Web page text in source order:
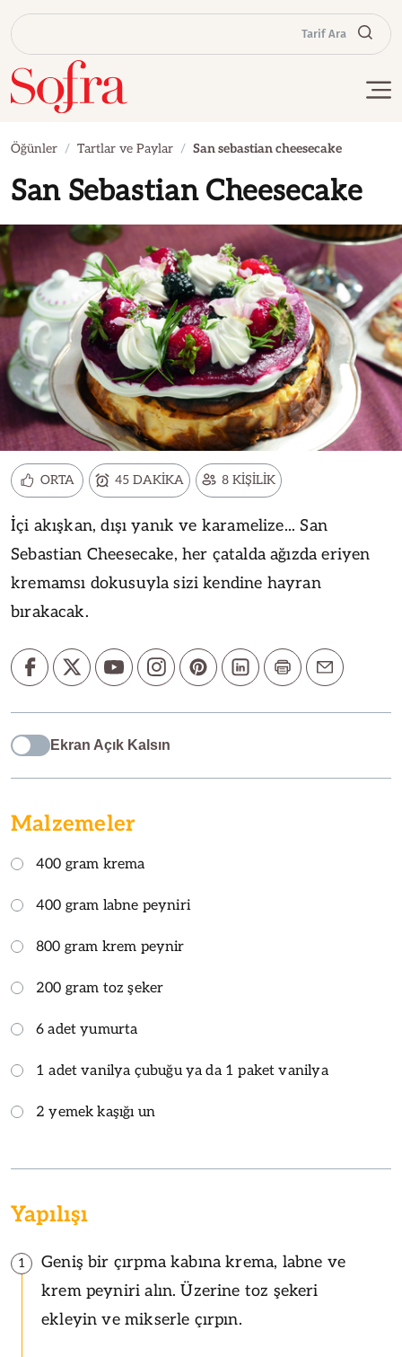
Tarif Ara
Öğünler Tartlar ve Paylar San sebastian cheesecake
San Sebastian Cheesecake
ORTA 45 DAKİKA 8 KİŞİLİK
İçi akışkan, dışı yanık ve karamelize... San
Sebastian Cheesecake, her çatalda ağızda eriyen
kremamsı dokusuyla sizi kendine hayran
bırakacak.
Ekran Açık Kalsın
Malzemeler
400 gram krema
400 gram labne peyniri
800 gram krem peynir
200 gram toz şeker
6 adet yumurta
1 adet vanilya çubuğu ya da 1 paket vanilya
2 yemek kaşığı un
Yapılışı
1
Geniş bir çırpma kabına krema, labne ve
krem peyniri alın. Üzerine toz şekeri
ekleyin ve mikserle çırpın.